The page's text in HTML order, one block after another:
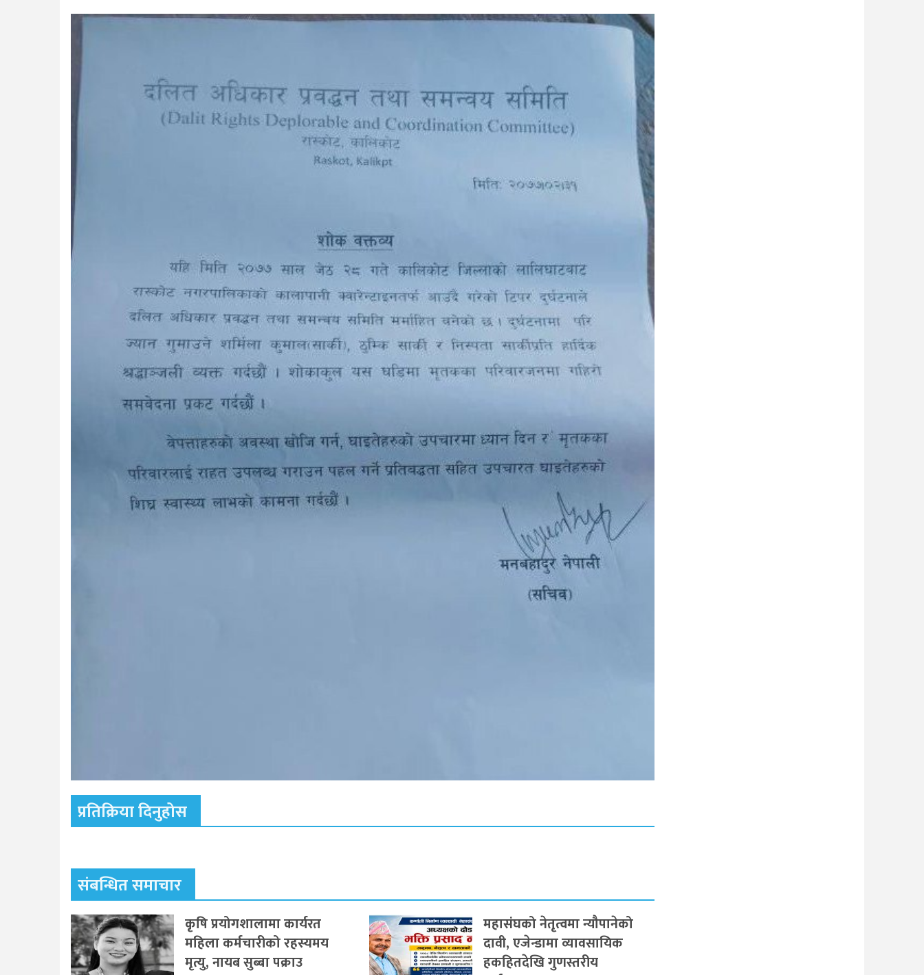
प्रतिक्रिया दिनुहोस
संबन्धित समाचार
कृषि प्रयोगशालामा कार्यरत
महिला कर्मचारीको रहस्यमय
मृत्यु, नायब सुब्बा पक्राउ
महासंघको नेतृत्वमा न्यौपानेको
दावी, एजेन्डामा व्यावसायिक
हकहितदेखि गुणस्तरीय